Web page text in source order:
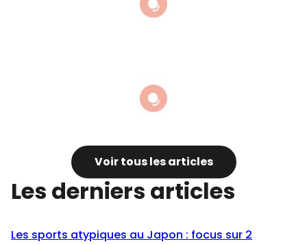
Voir tous les articles
Les derniers articles
Les sports atypiques au Japon : focus sur 2